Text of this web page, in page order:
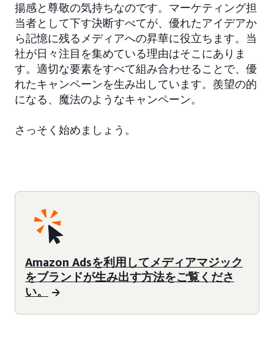
揚感と尊敬の気持ちなのです。マーケティング担
当者として下す決断すべてが、優れたアイデアか
ら記憶に残るメディアへの昇華に役立ちます。当
社が日々注目を集めている理由はそこにありま
す。適切な要素をすべて組み合わせることで、優
れたキャンペーンを生み出しています。羨望の的
になる、魔法のようなキャンペーン。
さっそく始めましょう。
Amazon Adsを利用してメディアマジック
をブランドが生み出す方法をご覧くださ
い。